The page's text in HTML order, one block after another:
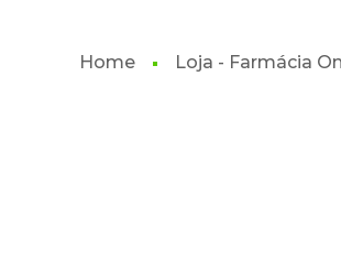
Home Loja - Farmácia